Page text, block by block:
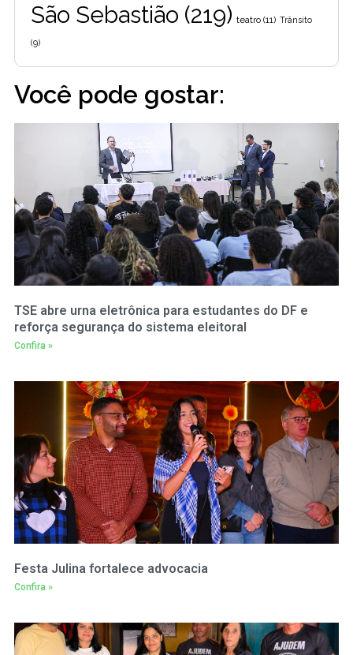
São Sebastião (219) teatro (11) Trânsito
(9)
Você pode gostar:
TSE abre urna eletrônica para estudantes do DF e
reforça segurança do sistema eleitoral
Confira »
Festa Julina fortalece advocacia
Confira »